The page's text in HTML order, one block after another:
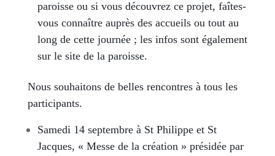
paroisse ou si vous découvrez ce projet, faîtes-
vous connaître auprès des accueils ou tout au
long de cette journée ; les infos sont également
sur le site de la paroisse.
Nous souhaitons de belles rencontres à tous les
participants.
Samedi 14 septembre à St Philippe et St
Jacques, « Messe de la création » présidée par